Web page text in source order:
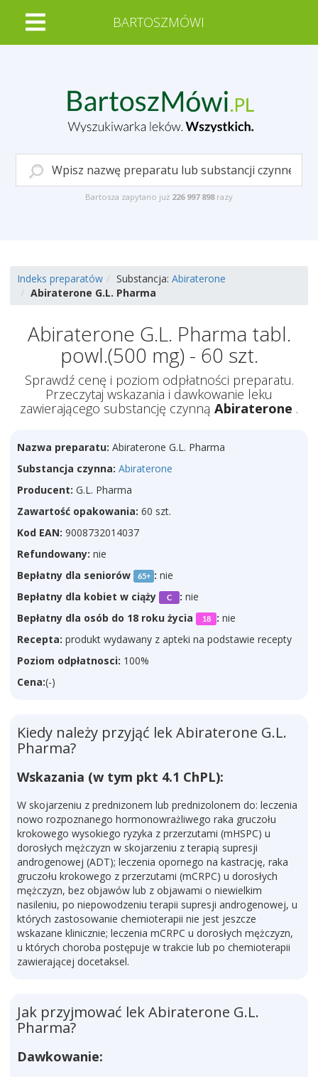
BARTOSZMÓWI
Bartosza zapytano już 226 997 898 razy
Indeks preparatów Substancja: Abiraterone
Abiraterone G.L. Pharma
Abiraterone G.L. Pharma tabl.
powl.(500 mg) - 60 szt.
Sprawdź cenę i poziom odpłatności preparatu.
Przeczytaj wskazania i dawkowanie leku
zawierającego substancję czynną Abiraterone .
Nazwa preparatu: Abiraterone G.L. Pharma
Substancja czynna: Abiraterone
Producent: G.L. Pharma
Zawartość opakowania: 60 szt.
Kod EAN: 9008732014037
Refundowany: nie
Bepłatny dla seniorów
65+ : nie
Bepłatny dla kobiet w ciąży
C : nie
Bepłatny dla osób do 18 roku życia
18 : nie
Recepta: produkt wydawany z apteki na podstawie recepty
Poziom odpłatnosci: 100%
Cena:(-)
Kiedy należy przyjąć lek Abiraterone G.L.
Pharma?
Wskazania (w tym pkt 4.1 ChPL):
W skojarzeniu z prednizonem lub prednizolonem do: leczenia
nowo rozpoznanego hormonowrażliwego raka gruczołu
krokowego wysokiego ryzyka z przerzutami (mHSPC) u
dorosłych mężczyzn w skojarzeniu z terapią supresji
androgenowej (ADT); leczenia opornego na kastrację, raka
gruczołu krokowego z przerzutami (mCRPC) u dorosłych
mężczyzn, bez objawów lub z objawami o niewielkim
nasileniu, po niepowodzeniu terapii supresji androgenowej, u
których zastosowanie chemioterapii nie jest jeszcze
wskazane klinicznie; leczenia mCRPC u dorosłych mężczyzn,
u których choroba postępuje w trakcie lub po chemioterapii
zawierającej docetaksel.
Jak przyjmować lek Abiraterone G.L.
Pharma?
Dawkowanie: